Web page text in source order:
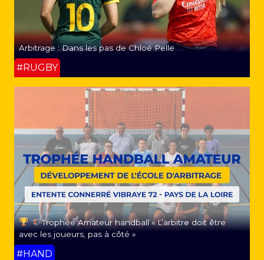
Arbitrage : Dans les pas de Chloé Pelle
#RUGBY
Trophée Amateur handball « L’arbitre doit être
avec les joueurs, pas à côté »
#HAND